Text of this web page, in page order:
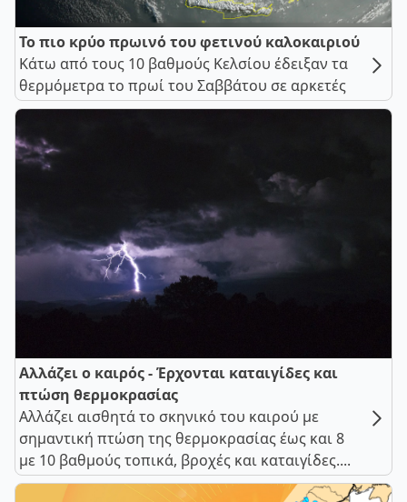
Το πιο κρύο πρωινό του φετινού καλοκαιριού
Κάτω από τους 10 βαθμούς Κελσίου έδειξαν τα
θερμόμετρα το πρωί του Σαββάτου σε αρκετές
Αλλάζει ο καιρός - Έρχονται καταιγίδες και
πτώση θερμοκρασίας
Αλλάζει αισθητά το σκηνικό του καιρού με
σημαντική πτώση της θερμοκρασίας έως και 8
με 10 βαθμούς τοπικά, βροχές και καταιγίδες....